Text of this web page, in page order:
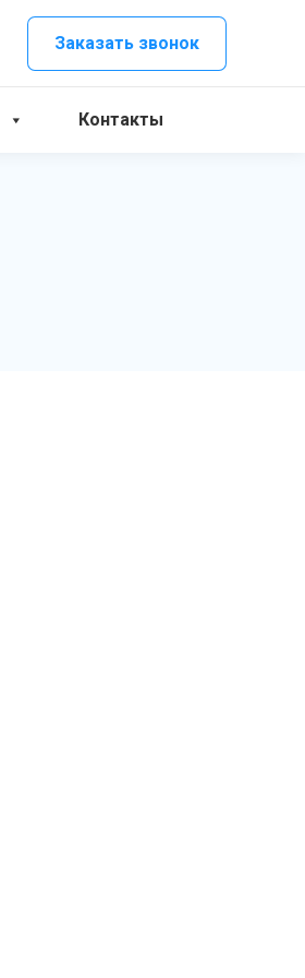
Заказать звонок
Контакты